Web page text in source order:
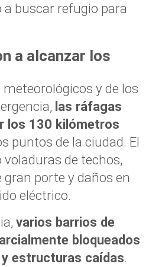
buscar refugio para
a alcanzar los
y de los
las ráfagas
los 130 kilómetros
puntos de la ciudad. El
de techos,
gran porte y daños en
eléctrico.
varios barrios de
bloqueados
estructuras caídas.